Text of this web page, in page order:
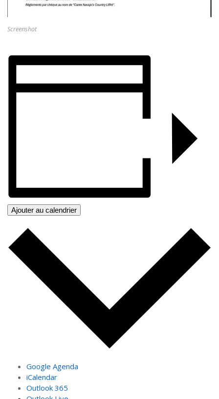
Screenshot
Ajouter au calendrier
Google Agenda
iCalendar
Outlook 365